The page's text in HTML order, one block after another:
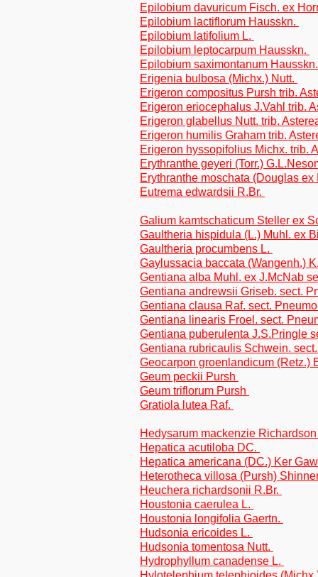
Epilobium davuricum Fisch. ex
Epilobium lactiflorum Hausskn.
Epilobium latifolium L.
Epilobium leptocarpum Hausskn.
Epilobium saximontanum
Erigenia bulbosa (Michx.) Nutt.
Erigeron compositus Pursh trib.
Erigeron eriocephalus J.Vahl trib.
Erigeron glabellus Nutt. trib.
Erigeron humilis Graham trib.
Erigeron hyssopifolius Michx. trib.
Erythranthe geyeri (Torr.)
Erythranthe moschata (Douglas
Eutrema edwardsii R.Br.
Galium kamtschaticum Steller ex
Gaultheria hispidula (L.) Muhl. ex
Gaultheria procumbens L.
Gaylussacia baccata (Wangenh.)
Gentiana alba Muhl. ex J.McNab
Gentiana andrewsii Griseb. sect.
Gentiana clausa Raf. sect.
Gentiana linearis Froel. sect.
Gentiana puberulenta J.S.Pringle
Gentiana rubricaulis Schwein.
Geocarpon groenlandicum (Retz.)
Geum peckii Pursh
Geum triflorum Pursh
Gratiola lutea Raf.
Hedysarum mackenzie
Hepatica acutiloba DC.
Hepatica americana (DC.) Ker
Heterotheca villosa (Pursh)
Heuchera richardsonii R.Br.
Houstonia caerulea L.
Houstonia longifolia Gaertn.
Hudsonia ericoides L.
Hudsonia tomentosa Nutt.
Hydrophyllum canadense L.